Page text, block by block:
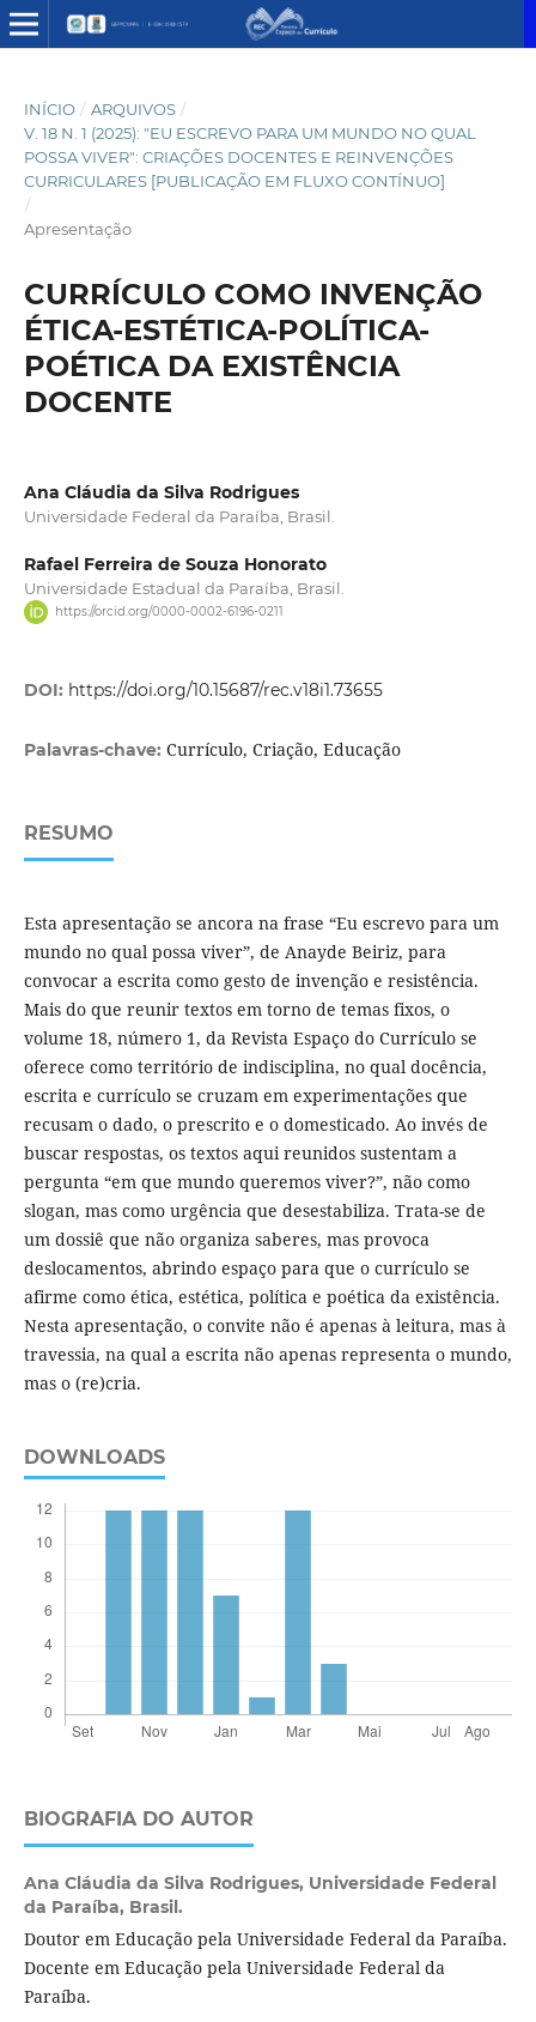
INÍCIO / ARQUIVOS /
V. 18 N. 1 (2025): "EU ESCREVO PARA UM MUNDO NO QUAL
POSSA VIVER": CRIAÇÕES DOCENTES E REINVENÇÕES
CURRICULARES [PUBLICAÇÃO EM FLUXO CONTÍNUO]
/
Apresentação
CURRÍCULO COMO INVENÇÃO
ÉTICA-ESTÉTICA-POLÍTICA-
POÉTICA DA EXISTÊNCIA
DOCENTE
Ana Cláudia da Silva Rodrigues
Universidade Federal da Paraíba, Brasil.
Rafael Ferreira de Souza Honorato
Universidade Estadual da Paraíba, Brasil.
https://orcid.org/0000-0002-6196-0211
DOI: https://doi.org/10.15687/rec.v18i1.73655
Palavras-chave: Currículo, Criação, Educação
RESUMO
Esta apresentação se ancora na frase “Eu escrevo para um
mundo no qual possa viver”, de Anayde Beiriz, para
convocar a escrita como gesto de invenção e resistência.
Mais do que reunir textos em torno de temas fixos, o
volume 18, número 1, da Revista Espaço do Currículo se
oferece como território de indisciplina, no qual docência,
escrita e currículo se cruzam em experimentações que
recusam o dado, o prescrito e o domesticado. Ao invés de
buscar respostas, os textos aqui reunidos sustentam a
pergunta “em que mundo queremos viver?”, não como
slogan, mas como urgência que desestabiliza. Trata-se de
um dossiê que não organiza saberes, mas provoca
deslocamentos, abrindo espaço para que o currículo se
afirme como ética, estética, política e poética da existência.
Nesta apresentação, o convite não é apenas à leitura, mas à
travessia, na qual a escrita não apenas representa o mundo,
mas o (re)cria.
DOWNLOADS
BIOGRAFIA DO AUTOR
Ana Cláudia da Silva Rodrigues, Universidade Federal
da Paraíba, Brasil.
Doutor em Educação pela Universidade Federal da Paraíba.
Docente em Educação pela Universidade Federal da
Paraíba.